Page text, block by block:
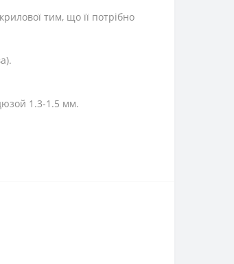
тим, що її потрібно
1.3-1.5 мм.